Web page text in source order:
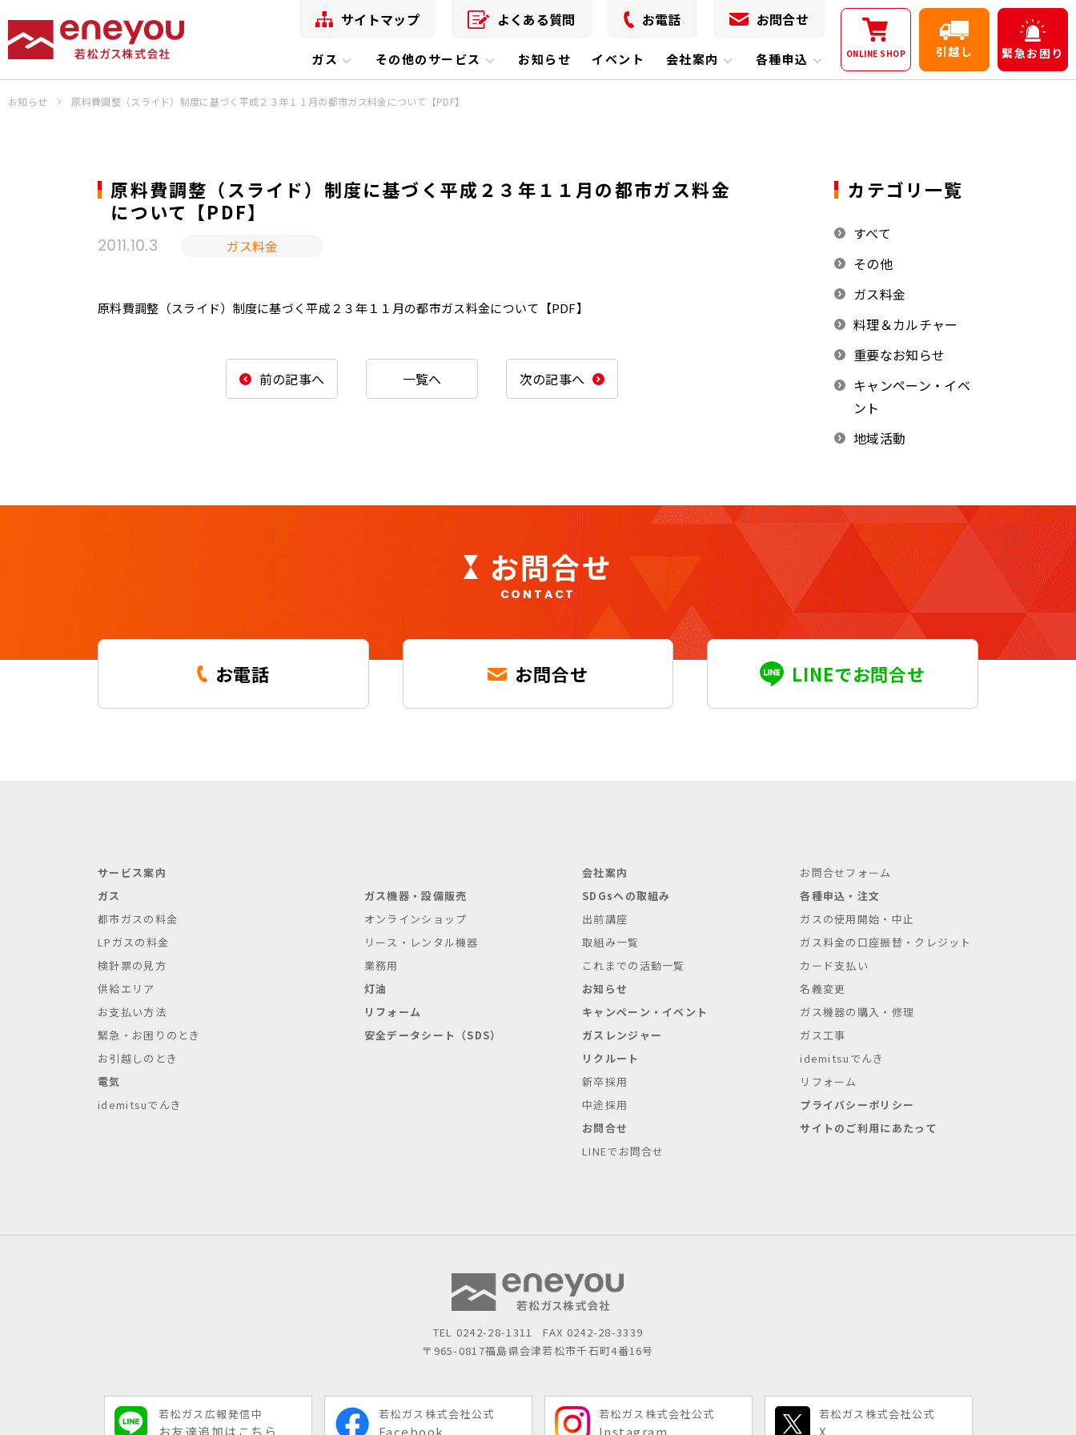
ガス その他のサービス お知らせ イベント 会社案内 各種申込
サイトマップ よくある質問 お電話 お問合せ
ONLINE SHOP 引越し 緊急お困り
お知らせ 原料費調整（スライド）制度に基づく平成２３年１１月の都市ガス料金について【PDF】
2011.10.3 ガス料金
原料費調整（スライド）制度に基づく平成２３年１１月の都市ガス料金
について【PDF】
原料費調整（スライド）制度に基づく平成２３年１１月の都市ガス料金について【PDF】
前の記事へ 一覧へ 次の記事へ
カテゴリ一覧
すべて
その他
ガス料金
料理＆カルチャー
重要なお知らせ
キャンペーン・イベ
ント
地域活動
お問合せ
CONTACT
お電話 お問合せ LINEでお問合せ
サービス案内
ガス
都市ガスの料金
LPガスの料金
検針票の見方
供給エリア
お支払い方法
緊急・お困りのとき
お引越しのとき
電気
idemitsuでんき
ガス機器・設備販売
オンラインショップ
リース・レンタル機器
業務用
灯油
リフォーム
安全データシート（SDS）
会社案内
SDGsへの取組み
出前講座
取組み一覧
これまでの活動一覧
お知らせ
キャンペーン・イベント
ガスレンジャー
リクルート
新卒採用
中途採用
お問合せ
LINEでお問合せ
お問合せフォーム
各種申込・注文
ガスの使用開始・中止
ガス料金の口座振替・クレジット
カード支払い
名義変更
ガス機器の購入・修理
ガス工事
idemitsuでんき
リフォーム
プライバシーポリシー
サイトのご利用にあたって
TEL 0242-28-1311
FAX 0242-28-3339
〒965-0817福島県会津若松市千石町4番16号
若松ガス広報発信中
お友達追加はこちら
若松ガス株式会社公式
Facebook
若松ガス株式会社公式
Instagram
若松ガス株式会社公式
X